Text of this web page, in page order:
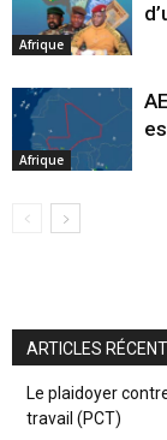
Afrique
Afrique
ARTICLES
Le plaidoyer
travail (PCT)